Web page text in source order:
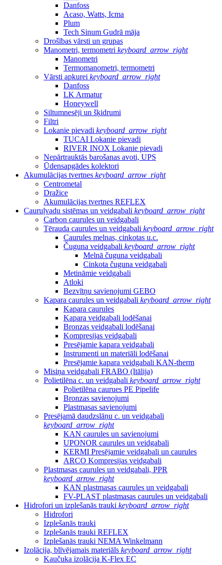
Danfoss
Acaso, Watts, Icma
Plum
Tech Sinum Gudrā māja
Drošības vārsti un grupas
Manometri, termometri keyboard_arrow_right
Manometri
Termomanometri, termometri
Vārsti apkurei keyboard_arrow_right
Danfoss
LK Armatur
Honeywell
Siltumnesēji un šķidrumi
Filtri
Lokanie pievadi keyboard_arrow_right
TUCAI Lokanie pievadi
RIVER INOX Lokanie pievadi
Nepārtrauktās barošanas avoti, UPS
Ūdensapgādes kolektori
Akumulācijas tvertnes keyboard_arrow_right
Centrometal
Dražice
Akumulācijas tvertnes REFLEX
Cauruļvadu sistēmas un veidgabali keyboard_arrow_right
Carbon caurules un veidgabali
Tērauda caurules un veidgabali keyboard_arrow_right
Caurules melnas, cinkotas u.c.
Čuguna veidgabali keyboard_arrow_right
Melnā čuguna veidgabali
Cinkota čuguna veidgabali
Metināmie veidgabali
Atloki
Bezvītņu savienojumi GEBO
Kapara caurules un veidgabali keyboard_arrow_right
Kapara caurules
Kapara veidgabali lodēšanai
Bronzas veidgabali lodēšanai
Kompresijas veidgabali
Presējamie kapara veidgabali
Instrumenti un materiāli lodēšanai
Presējamie kapara veidgabali KAN-therm
Misiņa veidgabali FRABO (Itālija)
Polietilēna c. un veidgabali keyboard_arrow_right
Polietilēna caurues PE Pipelife
Bronzas savienojumi
Plastmasas savienojumi
Presējamā daudzslāņu c. un veidgabali
keyboard_arrow_right
KAN caurules un savienojumi
UPONOR caurules un veidgabali
KERMI Presējamie veidgabali un caurules
ARCO Kompresijas veidgabali
Plastmasas caurules un veidgabali, PPR
keyboard_arrow_right
KAN plastmasas caurules un veidgabali
FV-PLAST plastmasas caurules un veidgabali
Hidrofori un izplešanās trauki keyboard_arrow_right
Hidrofori
Izplešanās trauki
Izplešanās trauki REFLEX
Izplešanās trauki NEMA Winkelmann
Izolācija, blīvējamais materiāls keyboard_arrow_right
Kaučuka izolācija K-Flex EC